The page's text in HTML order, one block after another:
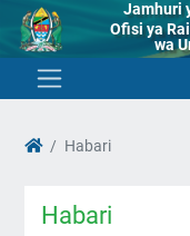
Jamhuri
Ofisi ya
wa
Habari
Habari